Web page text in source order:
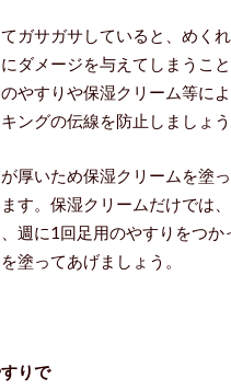
ガサガサしていると、めく
ダメージを与えてしまうこ
やすりや保湿クリーム等に
ングの伝線を防止しましょう
厚いため保湿クリームを塗
す。保湿クリームだけでは
週に1回足用のやすりをつか
塗ってあげましょう。
りで